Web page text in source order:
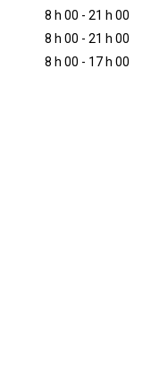
8 h 00 - 21 h 00
8 h 00 - 21 h 00
8 h 00 - 17 h 00